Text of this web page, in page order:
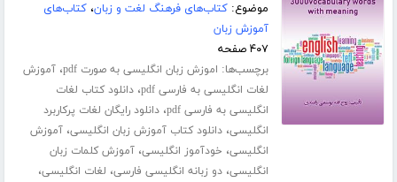
موضوع:کتاب‌های فرهنگ لغت و زبان،کتاب‌های
آموزش زبان
۴۰۷ صفحه
برچسب‌ها: اموزش زبان انگلیسی به صورت pdf ،آموزش
لغات انگلیسی به فارسی pdf
،دانلود کتاب لغات
انگلیسی به فارسی pdf
،دانلود رایگان لغات پرکاربرد
انگلیسی،دانلود کتاب آموزش زبان انگلیسی،آموزش
انگلیسی، خودآموز انگلیسی،آموزش کلمات زبان
انگلیسی،دو زبانه انگلیسی فارسی، لغات انگلیسی،